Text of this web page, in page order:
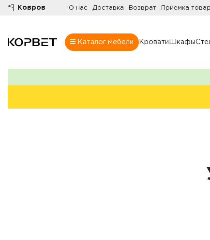
Ковров О нас Доставка Возврат Приемка
Каталог мебели Кровати Шкафы
Шкафы
Книжные